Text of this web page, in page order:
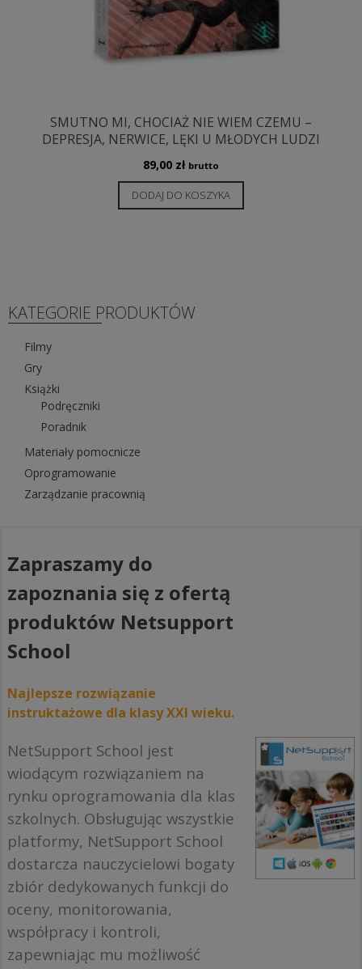
SMUTNO MI, CHOCIAŻ NIE WIEM CZEMU –
DEPRESJA, NERWICE, LĘKI U MŁODYCH LUDZI
89,00 zł brutto
DODAJ DO KOSZYKA
KATEGORIE PRODUKTÓW
Filmy
Gry
Książki
Podręczniki
Poradnik
Materiały pomocnicze
Oprogramowanie
Zarządzanie pracownią
Zapraszamy do
zapoznania się z ofertą
produktów Netsupport
School
Najlepsze rozwiązanie
instruktażowe dla klasy XXI wieku.
NetSupport School jest
wiodącym rozwiązaniem na
rynku oprogramowania dla klas
szkolnych. Obsługując wszystkie
platformy, NetSupport School
dostarcza nauczycielowi bogaty
zbiór dedykowanych funkcji do
oceny, monitorowania,
współpracy i kontroli,
zapewniając mu możliwość